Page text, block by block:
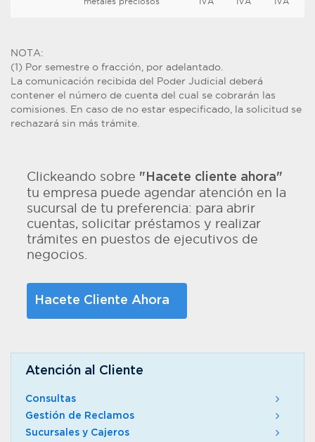
NOTA:
(1) Por semestre o fracción, por adelantado.
La comunicación recibida del Poder Judicial deberá
contener el número de cuenta del cual se cobrarán las
comisiones. En caso de no estar especificado, la solicitud se
rechazará sin más trámite.
Clickeando sobre "Hacete cliente ahora"
tu empresa puede agendar atención en la
sucursal de tu preferencia: para abrir
cuentas, solicitar préstamos y realizar
trámites en puestos de ejecutivos de
negocios.
Hacete Cliente Ahora
Atención al Cliente
Consultas
Gestión de Reclamos
Sucursales y Cajeros